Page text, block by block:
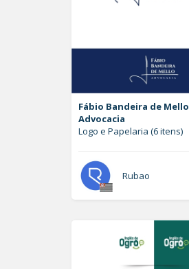
Fábio Bandeira de Mello
Advocacia
Logo e Papelaria (6 itens)
Rubao